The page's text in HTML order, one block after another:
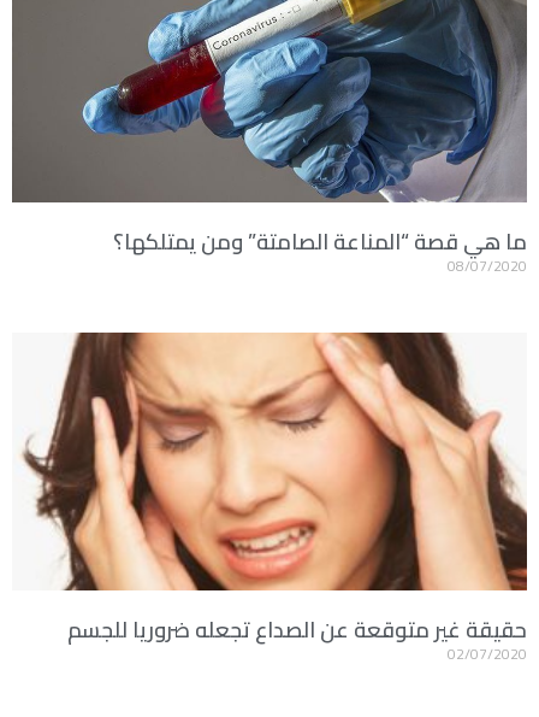
ما هي قصة “المناعة الصامتة” ومن يمتلكها؟
08/07/2020
حقيقة غير متوقعة عن الصداع تجعله ضروريا للجسم
02/07/2020